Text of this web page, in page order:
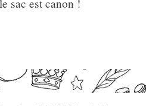
sac est canon !